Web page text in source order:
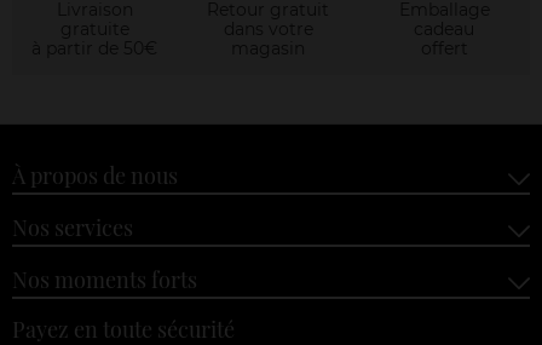
À propos de nous
Nos services
Nos moments forts
Payez en toute sécurité